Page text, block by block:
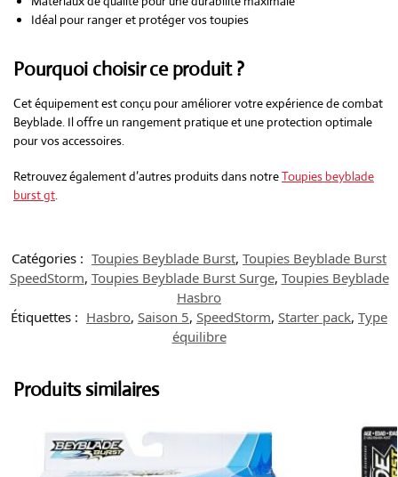
Idéal pour ranger et protéger vos toupies
Pourquoi choisir ce produit ?
Cet équipement est conçu pour améliorer votre expérience de combat
Beyblade. Il offre un rangement pratique et une protection optimale
pour vos accessoires.
Retrouvez également d’autres produits dans notreToupies beyblade
burst gt.
Catégories : Toupies Beyblade Burst, Toupies Beyblade Burst
SpeedStorm, Toupies Beyblade Burst Surge, Toupies Beyblade
Hasbro
Étiquettes : Hasbro, Saison 5, SpeedStorm, Starter pack, Type
équilibre
Produits similaires